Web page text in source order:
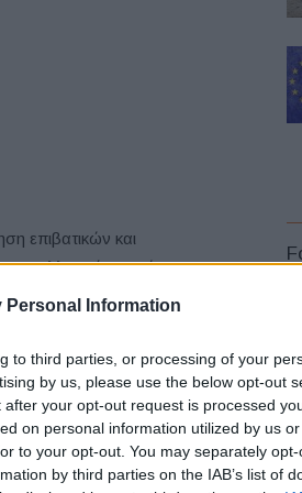
Personal Information
to third parties, or processing of your
by us, please use the below opt-out
your opt-out request is processed
on personal information utilized by us
to your opt-out. You may separately
by third parties on the IAB’s list of
επιβατικών και
ελληνική επικράτεια. Η
2018
με μερίδιο 19%
αγοράς (στοιχεία ΣΕΑΑ).
, εταιρεία η οποία έχει
των ΗΠΑ. Τα κεντρικά της
Company είναι εισηγμένες
Ford, έχει συνολική